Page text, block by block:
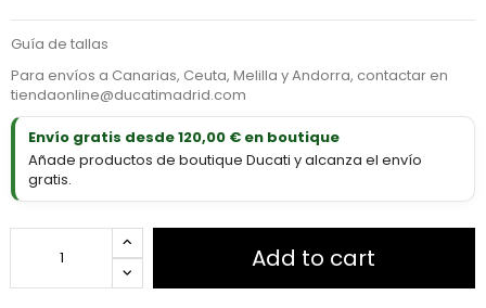
Guía de tallas
Para envíos a Canarias, Ceuta, Melilla y Andorra, contactar en
tiendaonline@ducatimadrid.com
Envío gratis desde 120,00 € en boutique
Añade productos de boutique Ducati y alcanza el envío
gratis.
Add to cart